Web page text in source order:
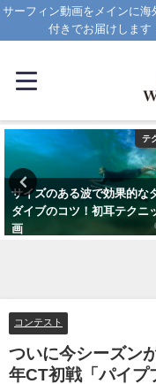
サーフィン動画をメインに
付きでお届けします
テ
サーフィンにおけるステッ
クの有用性と慣れるための
法動画
コンテスト
ついに今シーズン
年CT初戦「パイプ